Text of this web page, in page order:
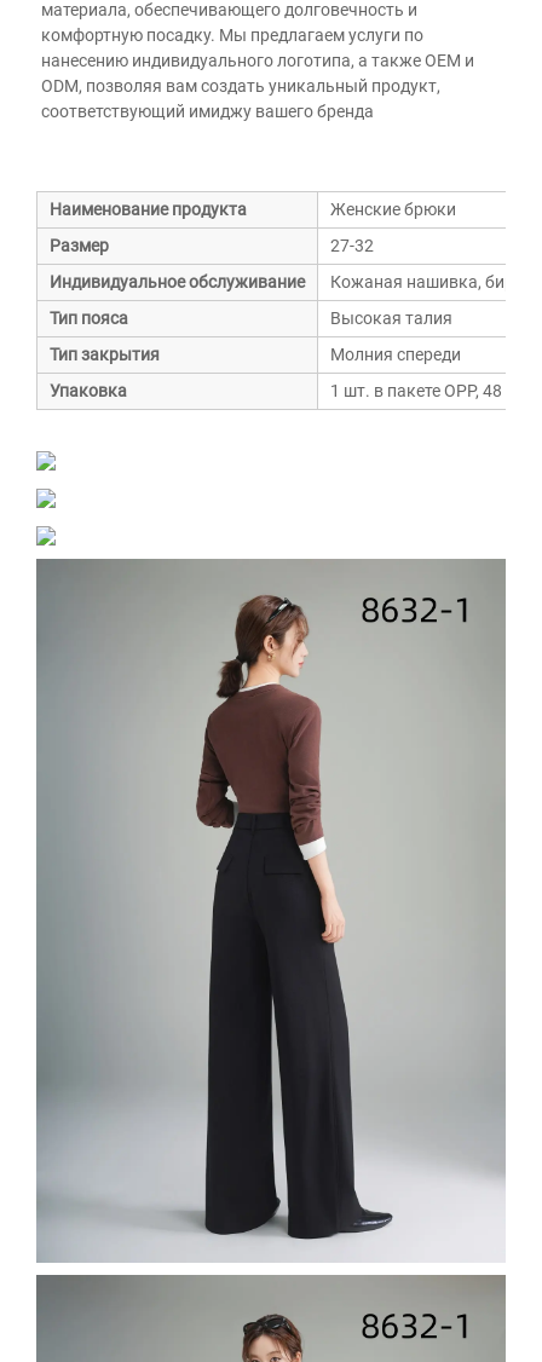
материала, обеспечивающего долговечность и
комфортную посадку. Мы предлагаем услуги по
нанесению индивидуального логотипа, а также OEM и
ODM, позволяя вам создать уникальный продукт,
соответствующий имиджу вашего бренда
Наименование продукта
Женские брюки
Размер
27-32
Индивидуальное обслуживание
Кожаная нашивка, бирка,
Тип пояса
Высокая талия
Тип закрытия
Молния спереди
Упаковка
1 шт. в пакете OPP, 48